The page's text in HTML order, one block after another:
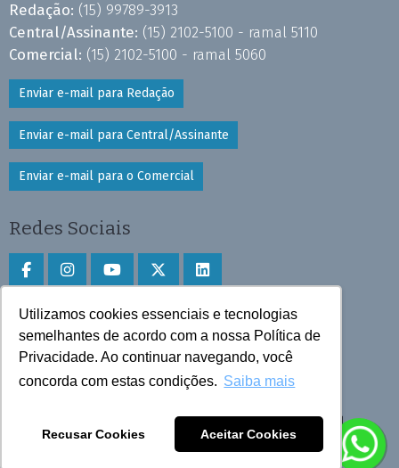
Utilizamos cookies essenciais e tecnologias
semelhantes de acordo com a nossa Política de
Privacidade. Ao continuar navegando, você
concorda com estas condições. Saiba mais
Recusar Cookies Aceitar Cookies
Redação: (15) 99789-3913
Central/Assinante: (15) 2102-5100 - ramal 5110
Comercial: (15) 2102-5100 - ramal 5060
Enviar e-mail para Redação
Enviar e-mail para Central/Assinante
Enviar e-mail para o Comercial
Redes Sociais
Faça download do aplicativo
Play Store e App Store
Todos os direitos reservados © 2025 Cruzeiro do Sul